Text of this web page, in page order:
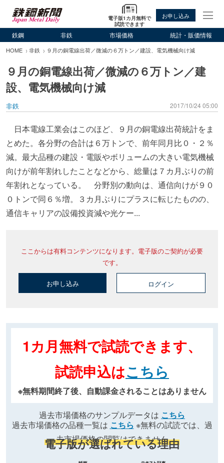
電子版1カ月無料で
試読できます
お申し込み
鉄鋼 非鉄 市場価格 統計・販価情報
HOME 非鉄 ９月の銅電線出荷／微減の６万トン／建設、電気機械向け減
９月の銅電線出荷／微減の６万トン／建
設、電気機械向け減
非鉄 2017/10/24 05:00
日本電線工業会はこのほど、９月の銅電線出荷統計をま
とめた。各分野の合計は６万トンで、前年同月比０・２％
減。最大品種の建設・電販やボリュームの大きい電気機械
向けが前年割れしたことなどから、総量は７カ月ぶりの前
年割れとなっている。 分野別の動向は、通信向けが９０
０トンで同６％増。３カ月ぶりにプラスに転じたものの、
通信キャリアの設備投資減や光ケー...
ここからは有料コンテンツになります。電子版のご契約が必要
です。
お申し込み ログイン
1カ月無料で試読できます、
試読申込はこちら
※無料期間終了後、自動課金されることはありません
過去市場価格のサンプルデータは こちら
過去市場価格の品種一覧は こちら ※無料の試読では、過
去市場価格の閲覧はできません
電子版が選ばれている理由